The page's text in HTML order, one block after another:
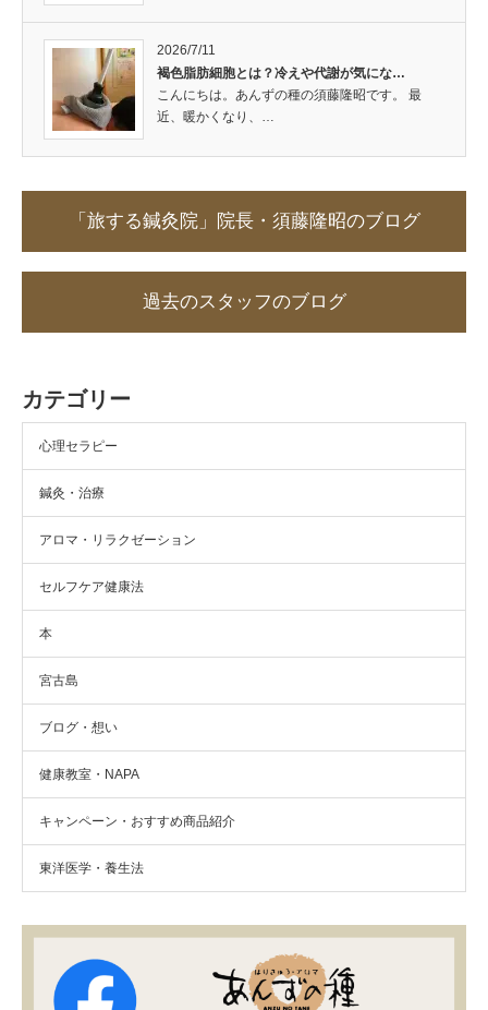
2026/7/11
褐色脂肪細胞とは？冷えや代謝が気にな…
こんにちは。あんずの種の須藤隆昭です。 最
近、暖かくなり、…
「旅する鍼灸院」院長・須藤隆昭のブログ
過去のスタッフのブログ
カテゴリー
心理セラピー
鍼灸・治療
アロマ・リラクゼーション
セルフケア健康法
本
宮古島
ブログ・想い
健康教室・NAPA
キャンペーン・おすすめ商品紹介
東洋医学・養生法